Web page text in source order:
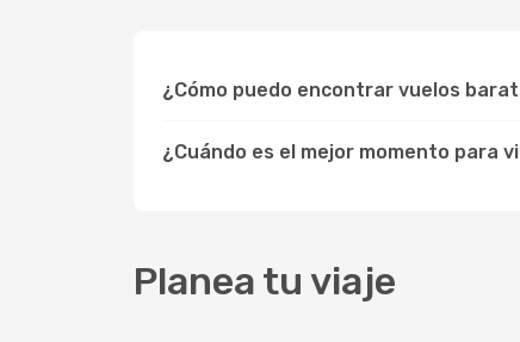
¿Cómo puedo encontrar vuelos
¿Cuándo es el mejor momento para
Planea tu viaje